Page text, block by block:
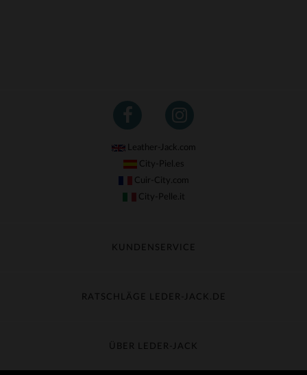
Leather-Jack.com
City-Piel.es
Cuir-City.com
City-Pelle.it
KUNDENSERVICE
Umtausch & Widerruf
Kundenservice kontaktieren
RATSCHLÄGE LEDER-JACK.DE
Material-Guide
ÜBER LEDER-JACK